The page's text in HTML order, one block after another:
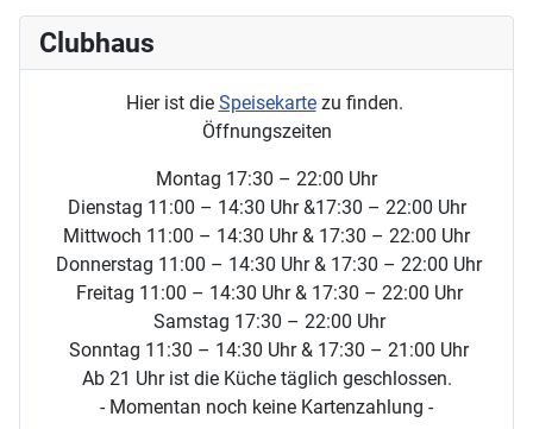
Clubhaus
Hier ist die Speisekartezu finden.
Öffnungszeiten
Montag 17:30 – 22:00 Uhr
Dienstag 11:00 – 14:30 Uhr &17:30 – 22:00 Uhr
Mittwoch 11:00 – 14:30 Uhr & 17:30 – 22:00 Uhr
Donnerstag 11:00 – 14:30 Uhr & 17:30 – 22:00 Uhr
Freitag 11:00 – 14:30 Uhr & 17:30 – 22:00 Uhr
Samstag 17:30 – 22:00 Uhr
Sonntag 11:30 – 14:30 Uhr & 17:30 – 21:00 Uhr
Ab 21 Uhr ist die Küche täglich geschlossen.
- Momentan noch keine Kartenzahlung -